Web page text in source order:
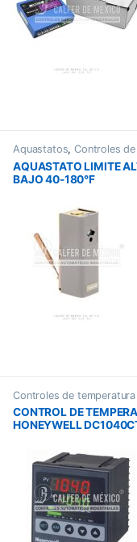
Aquastatos,Controles de
temperatura
AQUASTATO LIMITE
BAJO 40-180°F
Controles de temperatura
CONTROL DE
HONEYWELL